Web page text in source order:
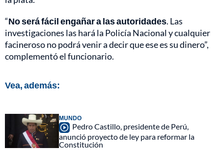
“No será fácil engañar a las autoridades. Las
investigaciones las hará la Policía Nacional y cualquier
facineroso no podrá venir a decir que ese es su dinero”,
complementó el funcionario.
Vea, además:
MUNDO
Pedro Castillo, presidente de Perú,
anunció proyecto de ley para reformar la
Constitución